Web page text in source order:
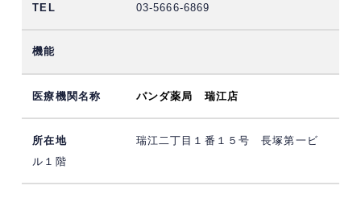
03-5666-6869
パンダ薬局 瑞江店
瑞江二丁目１番１５号 長塚第一ビ
ル１階